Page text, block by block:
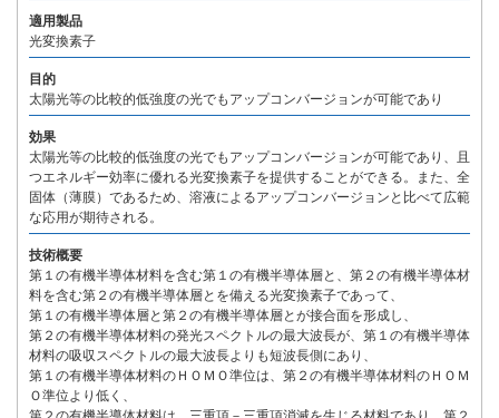
適用製品
光変換素子
目的
太陽光等の比較的低強度の光でもアップコンバージョンが可能であり
効果
太陽光等の比較的低強度の光でもアップコンバージョンが可能であり、且
つエネルギー効率に優れる光変換素子を提供することができる。また、全
固体（薄膜）であるため、溶液によるアップコンバージョンと比べて広範
な応用が期待される。
技術概要
第１の有機半導体材料を含む第１の有機半導体層と、第２の有機半導体材
料を含む第２の有機半導体層とを備える光変換素子であって、
第１の有機半導体層と第２の有機半導体層とが接合面を形成し、
第２の有機半導体材料の発光スペクトルの最大波長が、第１の有機半導体
材料の吸収スペクトルの最大波長よりも短波長側にあり、
第１の有機半導体材料のＨＯＭＯ準位は、第２の有機半導体材料のＨＯＭ
Ｏ準位より低く、